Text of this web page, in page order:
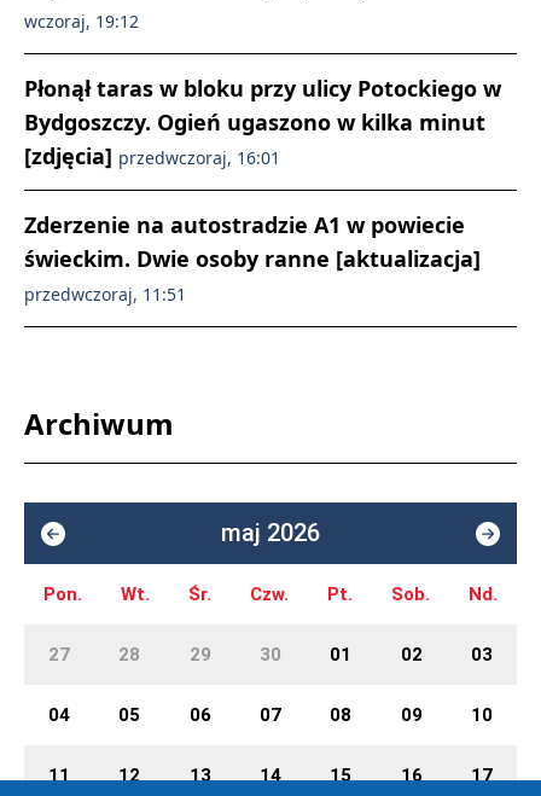
wczoraj, 19:12
Płonął taras w bloku przy ulicy Potockiego w
Bydgoszczy. Ogień ugaszono w kilka minut
[zdjęcia] przedwczoraj, 16:01
Zderzenie na autostradzie A1 w powiecie
świeckim. Dwie osoby ranne [aktualizacja]
przedwczoraj, 11:51
Archiwum
maj 2026
Pon. Wt. Śr. Czw. Pt. Sob. Nd.
27 28 29 30 01 02 03
04 05 06 07 08 09 10
11 12 13 14 15 16 17